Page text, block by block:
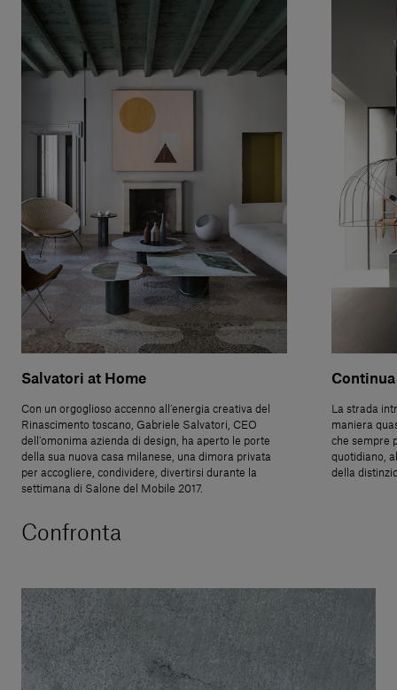
Salvatori at Home
Con un orgoglioso accenno all’energia creativa del
Rinascimento toscano, Gabriele Salvatori, CEO
dell’omonima azienda di design, ha aperto le porte
della sua nuova casa milanese, una dimora privata
per accogliere, condividere, divertirsi durante la
settimana di Salone del Mobile 2017.
La strada
maniera
che sempre
quotidiano,
della
Confronta